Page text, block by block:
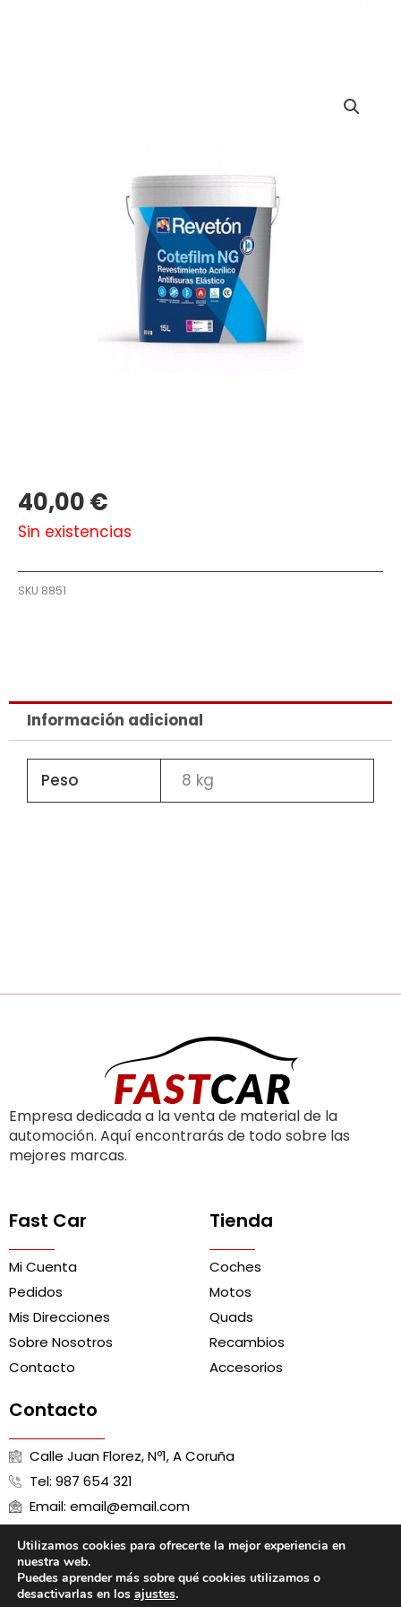
40,00€
Sin existencias
SKU 8851
Información adicional
Peso 8 kg
Empresa dedicada a la venta de material de la
automoción. Aquí encontrarás de todo sobre las
mejores marcas.
Fast Car
Mi Cuenta
Pedidos
Mis Direcciones
Sobre Nosotros
Contacto
Tienda
Coches
Motos
Quads
Recambios
Accesorios
Contacto
Calle Juan Florez, Nº1, A Coruña
Tel: 987 654 321
Email: email@email.com
Aviso Legal Política de Cookies
Política de Privacidad
Utilizamos cookies para ofrecerte la mejor experiencia en
nuestra web.
Puedes aprender más sobre qué cookies utilizamos o
desactivarlas en los ajustes.